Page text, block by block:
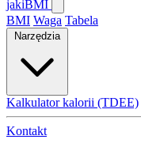
jakiBMI
BMI Waga Tabela
Narzędzia
Kalkulator kalorii (TDEE)
Kontakt